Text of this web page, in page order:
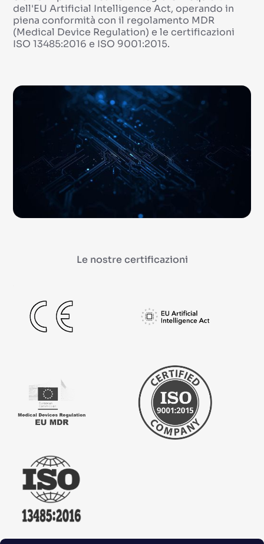
dell'EU Artificial Intelligence Act, operando in
piena conformità con il regolamento MDR
(Medical Device Regulation) e le certificazioni
ISO 13485:2016 e ISO 9001:2015.
Le nostre certificazioni